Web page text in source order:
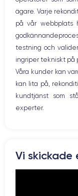
GPU 5 cœurs
12 Mpx
Résolution vidéo
4K - 3840 x 2160 px
Batterie
Pour découvrir en
WiFi
Nätverk
Vibration
Prise USB
ägare. Varje
på vår webbplats
testning och
ingriper tekniskt på
Våra kunder kan
kan lita på,
kundtjänst som
experter.
Vi skickade